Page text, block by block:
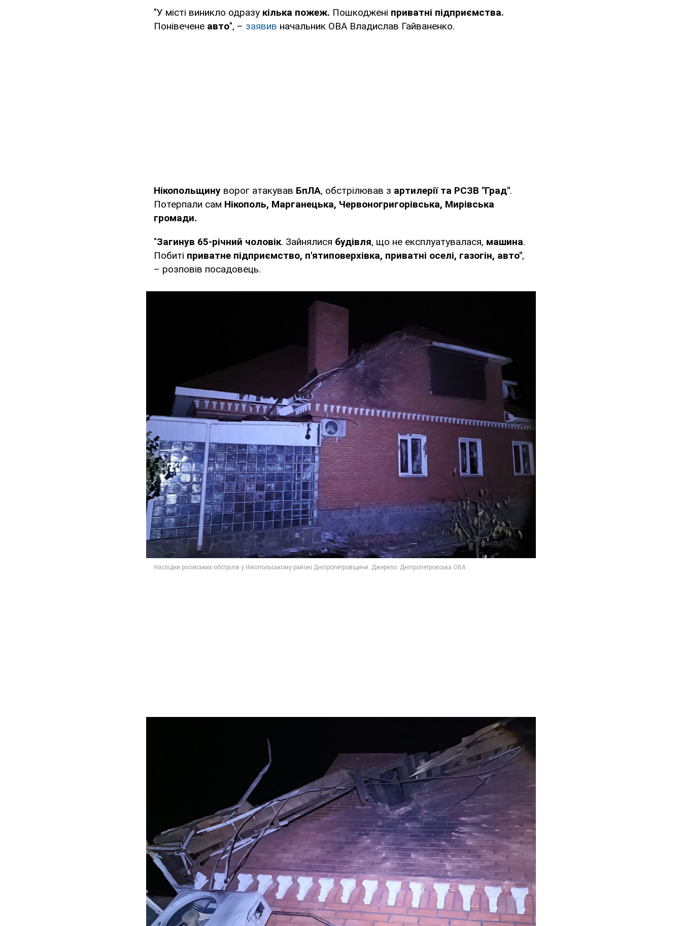
"У місті виникло одразу кілька пожеж. Пошкоджені приватні підприємства.
Понівечене авто", – заявив начальник ОВА Владислав Гайваненко.
Нікопольщину ворог атакував БпЛА, обстрілював з артилерії та РСЗВ "Град".
Потерпали сам Нікополь, Марганецька, Червоногригорівська, Мирівська
громади.
"Загинув 65-річний чоловік. Зайнялися будівля, що не експлуатувалася, машина.
Побиті приватне підприємство, п'ятиповерхівка, приватні оселі, газогін, авто",
– розповів посадовець.